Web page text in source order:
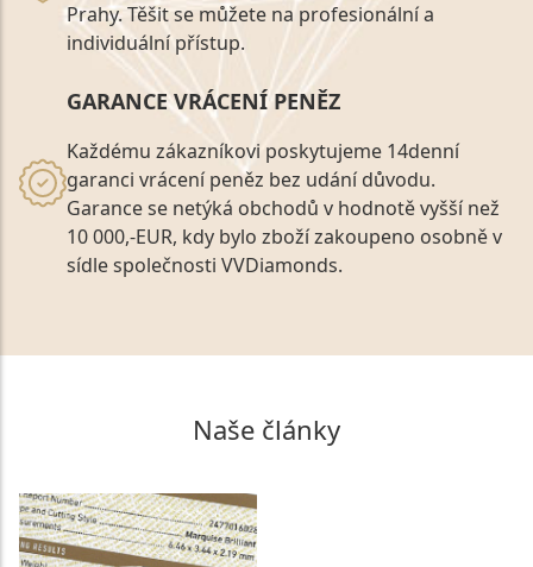
Prahy. Těšit se můžete na profesionální a
individuální přístup.
GARANCE VRÁCENÍ PENĚZ
Každému zákazníkovi poskytujeme 14denní
garanci vrácení peněz bez udání důvodu.
Garance se netýká obchodů v hodnotě vyšší než
10 000,-EUR, kdy bylo zboží zakoupeno osobně v
sídle společnosti VVDiamonds.
Naše články